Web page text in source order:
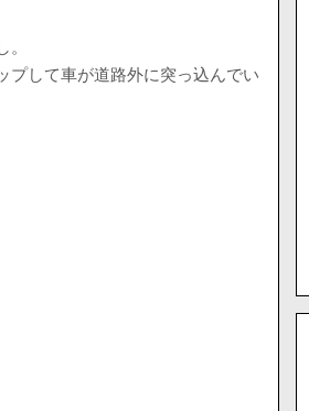
プして車が道路外に突っ込んでい